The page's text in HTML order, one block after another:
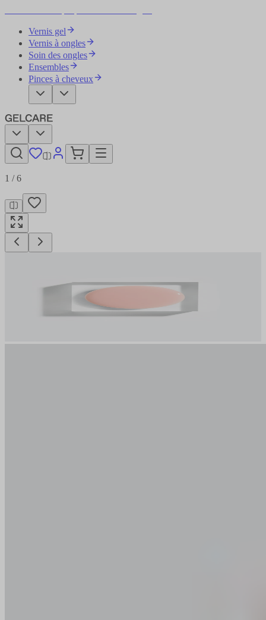
Vernis gel
Vernis à ongles
Soin des ongles
Ensembles
Pinces à cheveux
1 /6